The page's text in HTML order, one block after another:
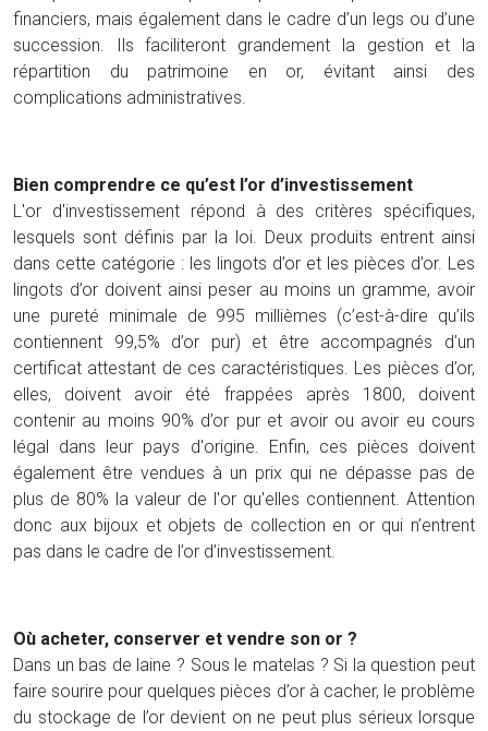
financiers, mais également dans le cadre d’un legs ou d’une
succession. Ils faciliteront grandement la gestion et la
répartition du patrimoine en or, évitant ainsi des
complications administratives.
Bien comprendre ce qu’est l’or d’investissement
L'or d'investissement répond à des critères spécifiques,
lesquels sont définis par la loi. Deux produits entrent ainsi
dans cette catégorie : les lingots d’or et les pièces d’or. Les
lingots d’or doivent ainsi peser au moins un gramme, avoir
une pureté minimale de 995 millièmes (c’est-à-dire qu’ils
contiennent 99,5% d’or pur) et être accompagnés d'un
certificat attestant de ces caractéristiques. Les pièces d’or,
elles, doivent avoir été frappées après 1800, doivent
contenir au moins 90% d’or pur et avoir ou avoir eu cours
légal dans leur pays d'origine. Enfin, ces pièces doivent
également être vendues à un prix qui ne dépasse pas de
plus de 80% la valeur de l'or qu'elles contiennent. Attention
donc aux bijoux et objets de collection en or qui n’entrent
pas dans le cadre de l’or d’investissement.
Où acheter, conserver et vendre son or ?
Dans un bas de laine ? Sous le matelas ? Si la question peut
faire sourire pour quelques pièces d’or à cacher, le problème
du stockage de l’or devient on ne peut plus sérieux lorsque